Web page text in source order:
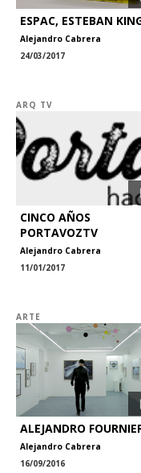
ESPAC, ESTEBAN
Alejandro Cabrera
24/03/2017
ARQ TV
CINCO AÑOS
PORTAVOZTV
Alejandro Cabrera
11/01/2017
ARTE
ALEJANDRO
Alejandro Cabrera
16/09/2016